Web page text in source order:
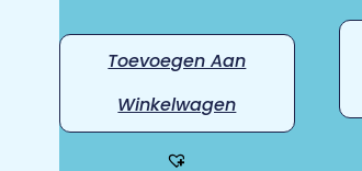
Toevoegen Aan
Winkelwagen